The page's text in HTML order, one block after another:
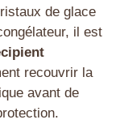
de glace
il est
recouvrir la
avant de